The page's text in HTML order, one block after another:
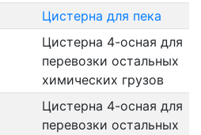
Цистерна для пека
Цистерна 4-осная для
перевозки остальных
химических грузов
Цистерна 4-осная для
перевозки остальных